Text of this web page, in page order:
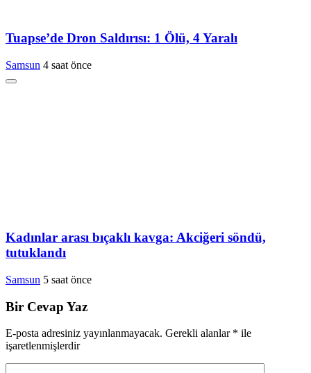
Tuapse’de Dron Saldırısı: 1 Ölü, 4 Yaralı
Samsun 4 saat önce
Kadınlar arası bıçaklı kavga: Akciğeri söndü,
tutuklandı
Samsun 5 saat önce
Bir Cevap Yaz
E-posta adresiniz yayınlanmayacak. Gerekli alanlar * ile
işaretlenmişlerdir